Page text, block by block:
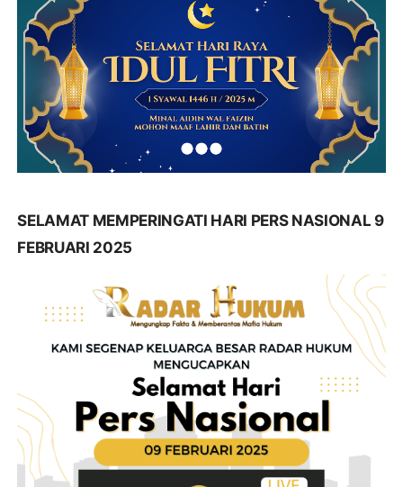
SELAMAT MEMPERINGATI HARI PERS NASIONAL 9
FEBRUARI 2025